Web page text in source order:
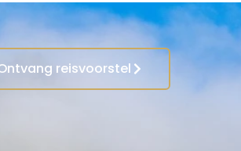
reisvoorstel